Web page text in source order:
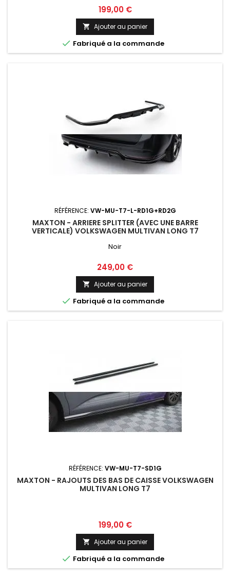
Prix
199,00 €
 Ajouter au panier
 Fabriqué a la commande
RÉFÉRENCE: VW-MU-T7-L-RD1G+RD2G
MAXTON - ARRIERE SPLITTER (AVEC UNE BARRE
VERTICALE) VOLKSWAGEN MULTIVAN LONG T7
Noir
Prix
249,00 €
 Ajouter au panier
 Fabriqué a la commande
RÉFÉRENCE: VW-MU-T7-SD1G
MAXTON - RAJOUTS DES BAS DE CAISSE VOLKSWAGEN
MULTIVAN LONG T7
Prix
199,00 €
 Ajouter au panier
 Fabriqué a la commande